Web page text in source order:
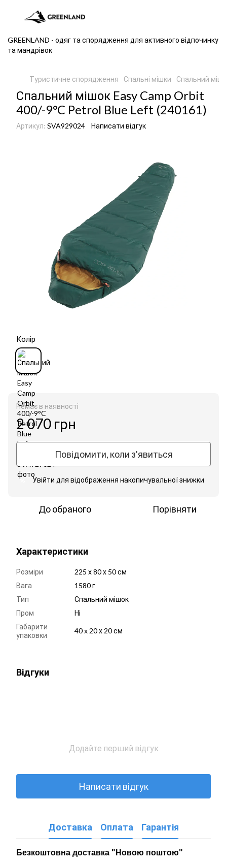
GREENLAND - одяг та спорядження для активного відпочинку
та мандрівок
Туристичне спорядження Спальні мішки Спальний
Спальний мішок Easy Camp Orbit
400/-9°C Petrol Blue Left (240161)
Артикул: SVA929024 Написати відгук
Колір
Немає в наявності
2 070 грн
Повідомити, коли з'явиться
% Увійти для відображення накопичувальної знижки
До обраного Порівняти
Характеристики
Розміри
225 х 80 х 50 см
Вага
1580 г
Тип
Спальний мішок
Пром
Ні
Габарити
упаковки
40 x 20 х 20 см
Відгуки
Додайте перший відгук
Написати відгук
Доставка Оплата Гарантія
Безкоштовна доставка "Новою поштою"